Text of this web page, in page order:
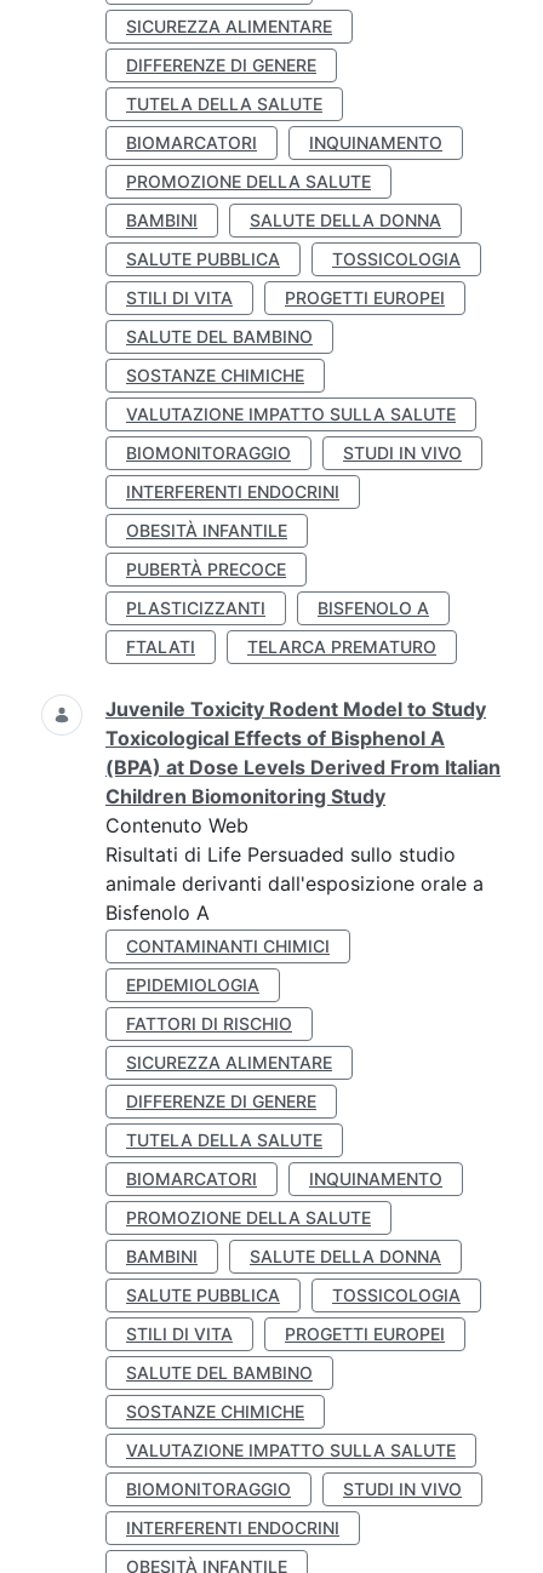
SICUREZZA ALIMENTARE
DIFFERENZE DI GENERE
TUTELA DELLA SALUTE
BIOMARCATORI
INQUINAMENTO
PROMOZIONE DELLA SALUTE
BAMBINI
SALUTE DELLA DONNA
SALUTE PUBBLICA
TOSSICOLOGIA
STILI DI VITA
PROGETTI EUROPEI
SALUTE DEL BAMBINO
SOSTANZE CHIMICHE
VALUTAZIONE IMPATTO SULLA SALUTE
BIOMONITORAGGIO
STUDI IN VIVO
INTERFERENTI ENDOCRINI
OBESITÀ INFANTILE
PUBERTÀ PRECOCE
PLASTICIZZANTI
BISFENOLO A
FTALATI
TELARCA PREMATURO
Juvenile Toxicity Rodent Model to Study
Toxicological Effects of Bisphenol A
(BPA) at Dose Levels Derived From Italian
Children Biomonitoring Study
Contenuto Web
Risultati di Life Persuaded sullo studio
animale derivanti dall'esposizione orale a
Bisfenolo A
CONTAMINANTI CHIMICI
EPIDEMIOLOGIA
FATTORI DI RISCHIO
SICUREZZA ALIMENTARE
DIFFERENZE DI GENERE
TUTELA DELLA SALUTE
BIOMARCATORI
INQUINAMENTO
PROMOZIONE DELLA SALUTE
BAMBINI
SALUTE DELLA DONNA
SALUTE PUBBLICA
TOSSICOLOGIA
STILI DI VITA
PROGETTI EUROPEI
SALUTE DEL BAMBINO
SOSTANZE CHIMICHE
VALUTAZIONE IMPATTO SULLA SALUTE
BIOMONITORAGGIO
STUDI IN VIVO
INTERFERENTI ENDOCRINI
OBESITÀ INFANTILE